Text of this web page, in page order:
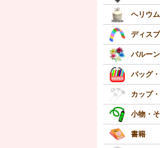
ヘリウム
ディス
バルー
バッグ
カップ
小物・
書籍